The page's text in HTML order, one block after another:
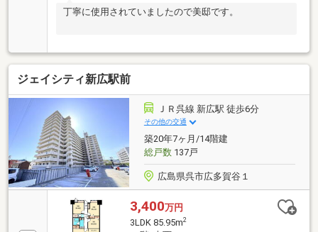
丁寧に使用されていましたので美邸です。
ジェイシティ新広駅前
ＪＲ呉線 新広駅 徒歩6分
その他の交通
築20年7ヶ月/14階建
総戸数137戸
広島県呉市広多賀谷１
3,400万円
3LDK 85.95m2